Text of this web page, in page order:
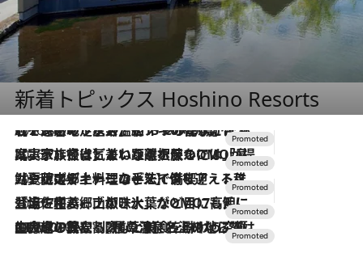
新着トピックス Hoshino Resorts
2026.8.7
【トンボの足水浴】ヒノキの香りに包まれて涼感マックス！約13℃の湧水かけ流しを避暑地「星野温泉 トンボの湯」で体験
2026.7.31
【ホテル帰省】という選択肢をOMOが提案。家族とほどよい距離を保つには「昼は実家、夜は気兼ねなくホテルで！」
2026.7.24
【夏限定ディナーコース】旬を迎える稚鮎や花ズッキーニなどをイタリア・トスカーナの郷土料理の手法で満喫！
2026.7.17
「土佐和ハーブかき氷」がOMO7高知に登場！生姜、山椒、大葉など目にも舌にも涼を呼ぶ郷土の味
2026.7.10
NEW OPEN！【界 草津】名湯の地に誕生。趣の異なる2種の温泉と上州ならではの会席・蕎麦割烹など美食を味わう究極の癒やし旅